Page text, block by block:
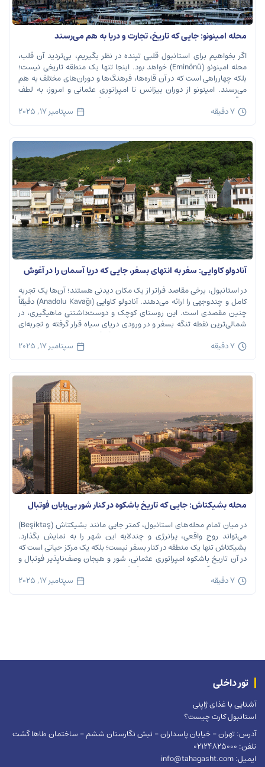
محله امینونو: جایی که تاریخ، تجارت و دریا به هم می‌رسند
اگر بخواهیم برای استانبول قلبی تپنده در نظر بگیریم، بی‌تردید آن قلب،
محله امینونو (Eminönü) خواهد بود. اینجا تنها یک منطقه تاریخی نیست؛
بلکه چهارراهی است که در آن قاره‌ها، فرهنگ‌ها و دوران‌های مختلف به هم
می‌رسند. امینونو از دوران بیزانس تا امپراتوری عثمانی و امروز، به لطف
موقعیت استراتژیک خود در دهانه خلیج شاخ […]
7 دقیقه سپتامبر 17, 2025
آنادولو کاوایی: سفر به انتهای بسفر، جایی که دریا آسمان را در آغوش
می‌گیرد
در استانبول، برخی مقاصد فراتر از یک مکان دیدنی هستند؛ آن‌ها یک تجربه
کامل و چندوجهی را ارائه می‌دهند. آنادولو کاوایی (Anadolu Kavağı) دقیقاً
چنین مقصدی است. این روستای کوچک و دوست‌داشتنی ماهیگیری، در
شمالی‌ترین نقطه تنگه بسفر و در ورودی دریای سیاه قرار گرفته و تجربه‌ای
بی‌نظیر از تاریخ، طبیعت و طعم‌های اصیل را […]
7 دقیقه سپتامبر 17, 2025
محله بشیکتاش: جایی که تاریخ باشکوه در کنار شور بی‌پایان فوتبال
نفس می‌کشد
در میان تمام محله‌های استانبول، کمتر جایی مانند بشیکتاش (Beşiktaş)
می‌تواند روح واقعی، پرانرژی و چندلایه این شهر را به نمایش بگذارد.
بشیکتاش تنها یک منطقه در کنار بسفر نیست؛ بلکه یک مرکز حیاتی است که
در آن تاریخ باشکوه امپراتوری عثمانی، شور و هیجان وصف‌ناپذیر فوتبال و
ریتم تند زندگی مدرن شهری در هم […]
7 دقیقه سپتامبر 17, 2025
تور داخلی
آشنایی با غذای ژاپنی
استانبول کارت چیست؟
آدرس: تهران – خیابان پاسداران – نبش نگارستان ششم – ساختمان طاها گشت
تلفن: 02124825000
ایمیل: info@tahagasht.com